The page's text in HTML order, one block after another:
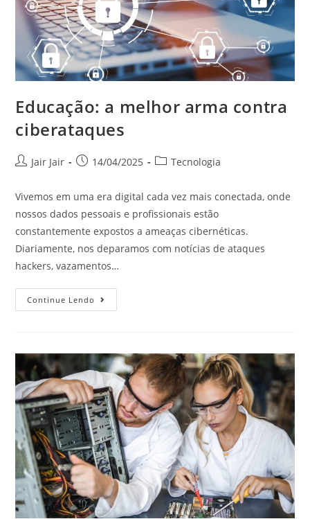
Educação: a melhor arma contra
ciberataques
Jair Jair 14/04/2025 Tecnologia
Vivemos em uma era digital cada vez mais conectada, onde
nossos dados pessoais e profissionais estão
constantemente expostos a ameaças cibernéticas.
Diariamente, nos deparamos com notícias de ataques
hackers, vazamentos…
Continue Lendo